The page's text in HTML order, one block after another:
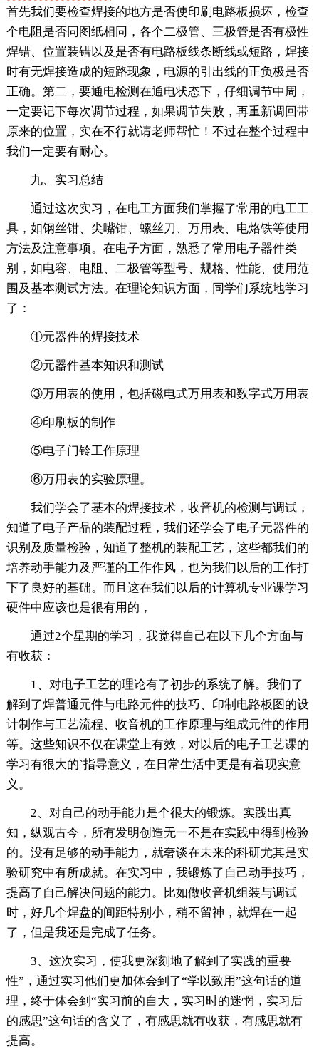
首先我们要检查焊接的地方是否使印刷电路板损坏，检查
个电阻是否同图纸相同，各个二极管、三极管是否有极性
焊错、位置装错以及是否有电路板线条断线或短路，焊接
时有无焊接造成的短路现象，电源的引出线的正负极是否
正确。第二，要通电检测在通电状态下，仔细调节中周，
一定要记下每次调节过程，如果调节失败，再重新调回带
原来的位置，实在不行就请老师帮忙！不过在整个过程中
我们一定要有耐心。
九、实习总结
通过这次实习，在电工方面我们掌握了常用的电工工
具，如钢丝钳、尖嘴钳、螺丝刀、万用表、电烙铁等使用
方法及注意事项。在电子方面，熟悉了常用电子器件类
别，如电容、电阻、二极管等型号、规格、性能、使用范
围及基本测试方法。在理论知识方面，同学们系统地学习
了：
①元器件的焊接技术
②元器件基本知识和测试
③万用表的使用，包括磁电式万用表和数字式万用表
④印刷板的制作
⑤电子门铃工作原理
⑥万用表的实验原理。
我们学会了基本的焊接技术，收音机的检测与调试，
知道了电子产品的装配过程，我们还学会了电子元器件的
识别及质量检验，知道了整机的装配工艺，这些都我们的
培养动手能力及严谨的工作作风，也为我们以后的工作打
下了良好的基础。而且这在我们以后的计算机专业课学习
硬件中应该也是很有用的，
通过2个星期的学习，我觉得自己在以下几个方面与
有收获：
1、对电子工艺的理论有了初步的系统了解。我们了
解到了焊普通元件与电路元件的技巧、印制电路板图的设
计制作与工艺流程、收音机的工作原理与组成元件的作用
等。这些知识不仅在课堂上有效，对以后的电子工艺课的
学习有很大的`指导意义，在日常生活中更是有着现实意
义。
2、对自己的动手能力是个很大的锻炼。实践出真
知，纵观古今，所有发明创造无一不是在实践中得到检验
的。没有足够的动手能力，就奢谈在未来的科研尤其是实
验研究中有所成就。在实习中，我锻炼了自己动手技巧，
提高了自己解决问题的能力。比如做收音机组装与调试
时，好几个焊盘的间距特别小，稍不留神，就焊在一起
了，但是我还是完成了任务。
3、这次实习，使我更深刻地了解到了实践的重要
性”，通过实习他们更加体会到了“学以致用”这句话的道
理，终于体会到“实习前的自大，实习时的迷惘，实习后
的感思”这句话的含义了，有感思就有收获，有感思就有
提高。